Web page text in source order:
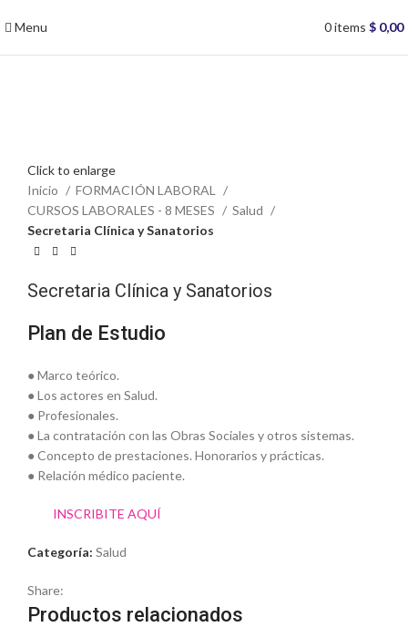
Menu 0items $ 0,00
Click to enlarge
Inicio
FORMACIÓN LABORAL
CURSOS LABORALES - 8 MESES
Salud
Secretaria Clínica y Sanatorios
Secretaria Clínica y Sanatorios
Plan de Estudio
● Marco teórico.
● Los actores en Salud.
● Profesionales.
● La contratación con las Obras Sociales y otros sistemas.
● Concepto de prestaciones. Honorarios y prácticas.
● Relación médico paciente.
INSCRIBITE AQUÍ
Categoría: Salud
Share:
Productos relacionados